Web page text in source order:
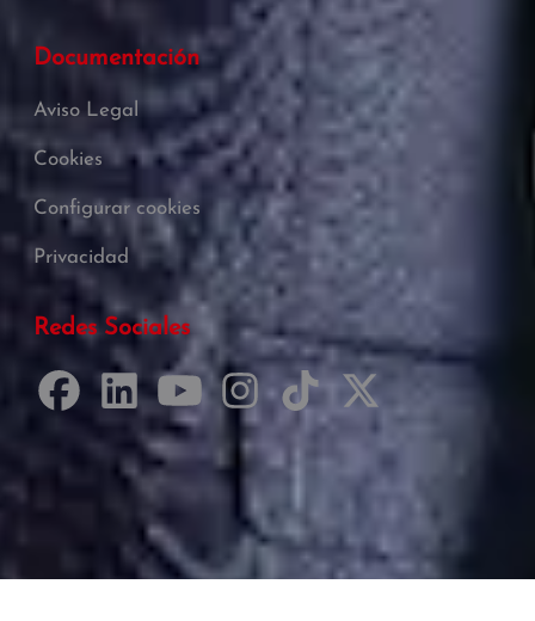
Documentación
Aviso Legal
Cookies
Configurar cookies
Privacidad
Redes Sociales
Desarrollado por Just Quality